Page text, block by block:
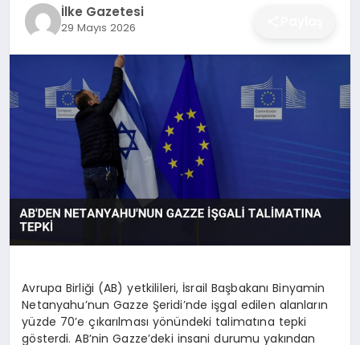
EKONOMI
SIYASET
İlke Gazetesi
29 Mayıs 2026
Avrupa Birliği (AB) yetkilileri, İsrail Başbakanı Binyamin
Netanyahu’nun Gazze Şeridi’nde işgal edilen alanların
yüzde 70’e çıkarılması yönündeki talimatına tepki
gösterdi. AB’nin Gazze’deki insani durumu yakından